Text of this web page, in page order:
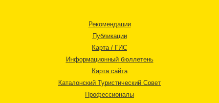
Рекомендации
Публикации
Карта / ГИС
Информационный бюллетень
Карта сайта
Каталонский Туристический Совет
Профессионалы